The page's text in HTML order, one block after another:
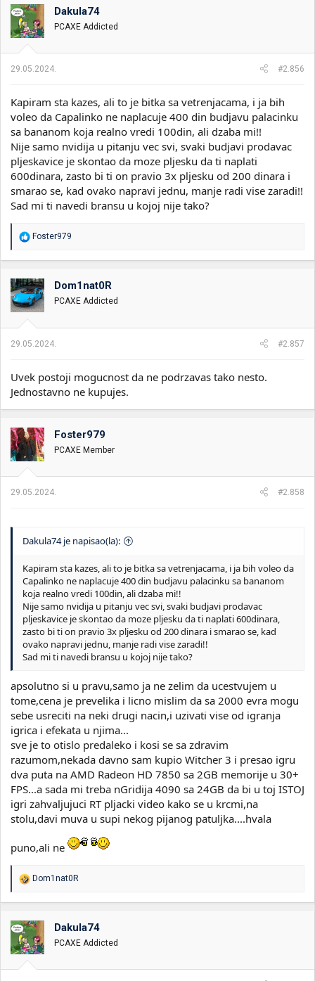
o
a
n
:
Dakula74
PCAXE Addicted
29.05.2024. #2.856
Kapiram sta kazes, ali to je bitka sa vetrenjacama, i ja bih
voleo da Capalinko ne naplacuje 400 din budjavu palacinku
sa bananom koja realno vredi 100din, ali dzaba mi!!
Nije samo nvidija u pitanju vec svi, svaki budjavi prodavac
pljeskavice je skontao da moze pljesku da ti naplati
600dinara, zasto bi ti on pravio 3x pljesku od 200 dinara i
smarao se, kad ovako napravi jednu, manje radi vise zaradi!!
Sad mi ti navedi bransu u kojoj nije tako?
R
a
o
v
a
n
:
Foster979
Dom1nat0R
PCAXE Addicted
29.05.2024. #2.857
Uvek postoji mogucnost da ne podrzavas tako nesto.
Jednostavno ne kupujes.
Foster979
PCAXE Member
29.05.2024. #2.858
Dakula74 je napisao(la):
Kapiram sta kazes, ali to je bitka sa vetrenjacama, i ja bih voleo da
Capalinko ne naplacuje 400 din budjavu palacinku sa bananom
koja realno vredi 100din, ali dzaba mi!!
Nije samo nvidija u pitanju vec svi, svaki budjavi prodavac
pljeskavice je skontao da moze pljesku da ti naplati 600dinara,
zasto bi ti on pravio 3x pljesku od 200 dinara i smarao se, kad
ovako napravi jednu, manje radi vise zaradi!!
Sad mi ti navedi bransu u kojoj nije tako?
apsolutno si u pravu,samo ja ne zelim da ucestvujem u
tome,cena je prevelika i licno mislim da sa 2000 evra mogu
sebe usreciti na neki drugi nacin,i uzivati vise od igranja
igrica i efekata u njima...
sve je to otislo predaleko i kosi se sa zdravim
razumom,nekada davno sam kupio Witcher 3 i presao igru
dva puta na AMD Radeon HD 7850 sa 2GB memorije u 30+
FPS...a sada mi treba nGridija 4090 sa 24GB da bi u toj ISTOJ
igri zahvaljujuci RT pljacki video kako se u krcmi,na
stolu,davi muva u supi nekog pijanog patuljka....hvala
puno,ali ne
R
o
a
n
Dom1nat0R
Dakula74
PCAXE Addicted